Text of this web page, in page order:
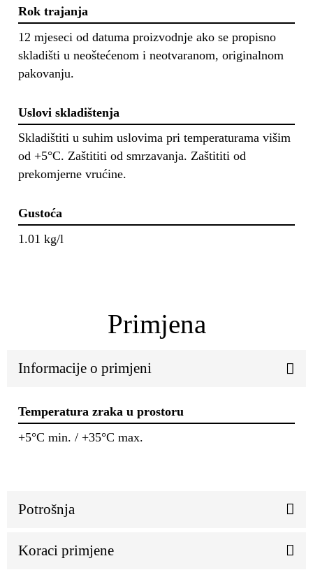
Rok trajanja
12 mjeseci od datuma proizvodnje ako se propisno
skladišti u neoštećenom i neotvaranom, originalnom
pakovanju.
Uslovi skladištenja
Skladištiti u suhim uslovima pri temperaturama višim
od +5°C. Zaštititi od smrzavanja. Zaštititi od
prekomjerne vrućine.
Gustoća
1.01 kg/l
Primjena
Informacije o primjeni
Temperatura zraka u prostoru
+5°C min. / +35°C max.
Potrošnja
Koraci primjene